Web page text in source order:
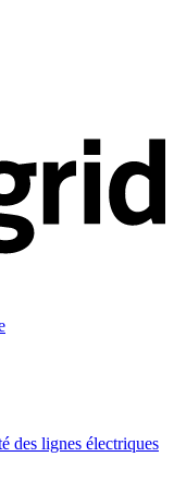
des lignes électriques